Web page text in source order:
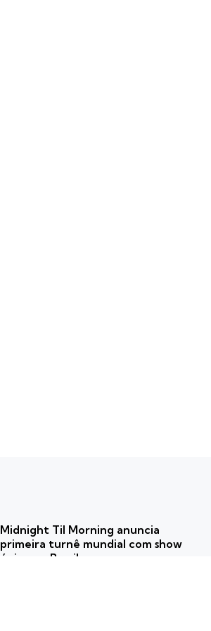
Midnight Til Morning anuncia
primeira turnê mundial com show
único no Brasil